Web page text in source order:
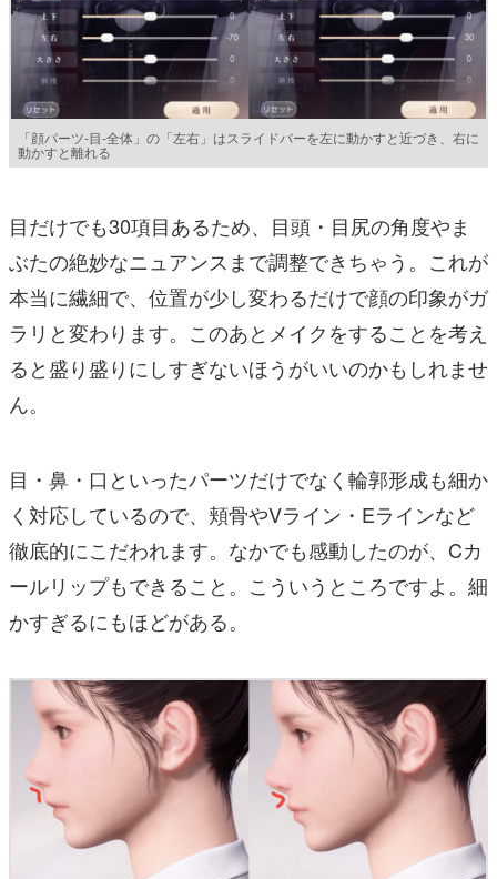
「顔パーツ-目-全体」の「左右」はスライドバーを左に動かすと近づき、右に
動かすと離れる
目だけでも30項目あるため、目頭・目尻の角度やま
ぶたの絶妙なニュアンスまで調整できちゃう。これが
本当に繊細で、位置が少し変わるだけで顔の印象がガ
ラリと変わります。このあとメイクをすることを考え
ると盛り盛りにしすぎないほうがいいのかもしれませ
ん。
目・鼻・口といったパーツだけでなく輪郭形成も細か
く対応しているので、頬骨やVライン・Eラインなど
徹底的にこだわれます。なかでも感動したのが、Cカ
ールリップもできること。こういうところですよ。細
かすぎるにもほどがある。